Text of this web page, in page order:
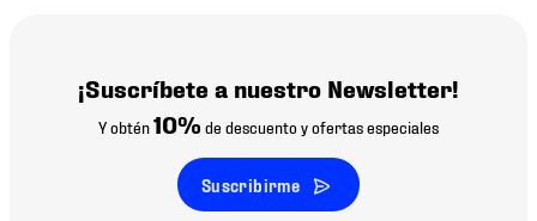
¡Suscríbete a nuestro Newsletter!
Y obtén10% de descuento y ofertas especiales
Suscribirme